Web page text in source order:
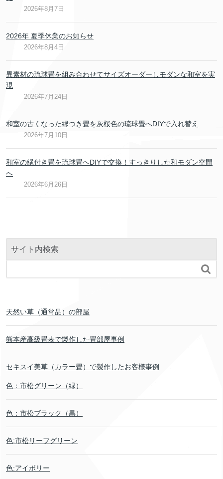
2026年8月7日
2026年 夏季休業のお知らせ
2026年8月4日
異素材の琉球畳を組み合わせてサイズオーダーしモダンな和室を実
現
2026年7月24日
和室の古くなった縁つき畳を灰桜色の琉球畳へDIYで入れ替え
2026年7月10日
和室の縁付き畳を琉球畳へDIYで交換！すっきりした和モダン空間
へ
2026年6月26日
サイト内検索

天然い草（通常品）の部屋
熊本産高級畳表で製作した畳部屋事例
セキスイ美草（カラー畳）で製作したお客様事例
色：市松グリーン（緑）
色：市松ブラック（黒）
色:市松リーフグリーン
色:アイボリー